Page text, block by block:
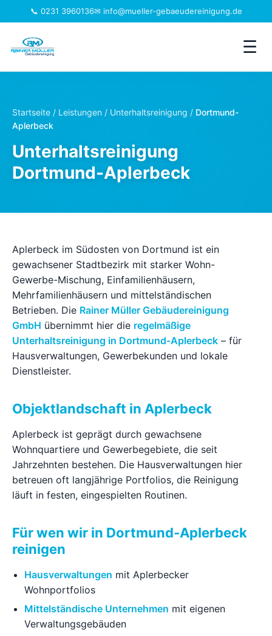
📞 0231 3960136✉ info@mueller-gebaeudereinigung.de
☰
Einzugsgebiet
Jobs
FAQ
Ratgeber
Kontakt
Startseite / Leistungen / Unterhaltsreinigung / Dortmund-
Aplerbeck
Unterhaltsreinigung
Dortmund-Aplerbeck
Aplerbeck im Südosten von Dortmund ist ein
gewachsener Stadtbezirk mit starker Wohn-
Gewerbe-Mischung, Einfamilienhäusern,
Mehrfamilienhäusern und mittelständischen
Betrieben. Die Rainer Müller Gebäudereinigung
GmbH übernimmt hier die regelmäßige
Unterhaltsreinigung in Dortmund-Aplerbeck – für
Hausverwaltungen, Gewerbekunden und lokale
Dienstleister.
Objektlandschaft in Aplerbeck
Aplerbeck ist geprägt durch gewachsene
Wohnquartiere und Gewerbegebiete, die seit
Jahrzehnten bestehen. Die Hausverwaltungen hier
betreuen oft langjährige Portfolios, die Reinigung
läuft in festen, eingespielten Routinen.
Für wen wir in Dortmund-Aplerbeck
reinigen
Hausverwaltungen mit Aplerbecker
Wohnportfolios
Mittelständische Unternehmen mit eigenen
Verwaltungsgebäuden